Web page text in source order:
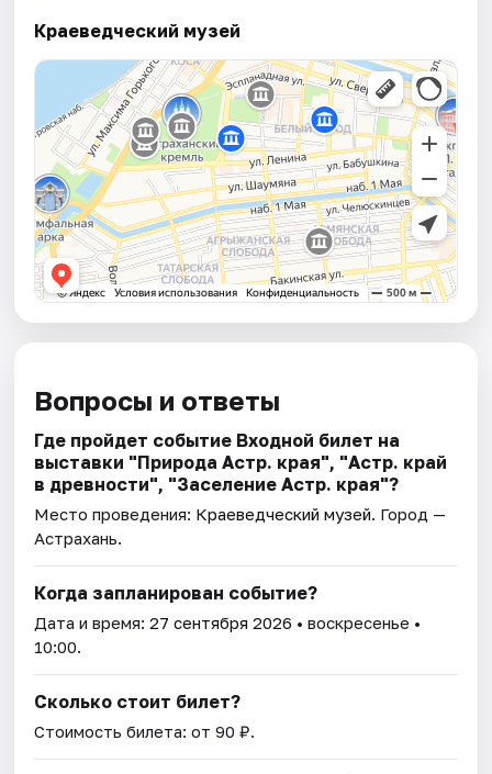
Краеведческий музей
Вопросы и ответы
Где пройдет событие Входной билет на
выставки "Природа Астр. края", "Астр. край
в древности", "Заселение Астр. края"?
Место проведения: Краеведческий музей. Город —
Астрахань.
Когда запланирован событие?
Дата и время:27 сентября 2026 • воскресенье •
10:00.
Сколько стоит билет?
Стоимость билета: от 90 ₽.